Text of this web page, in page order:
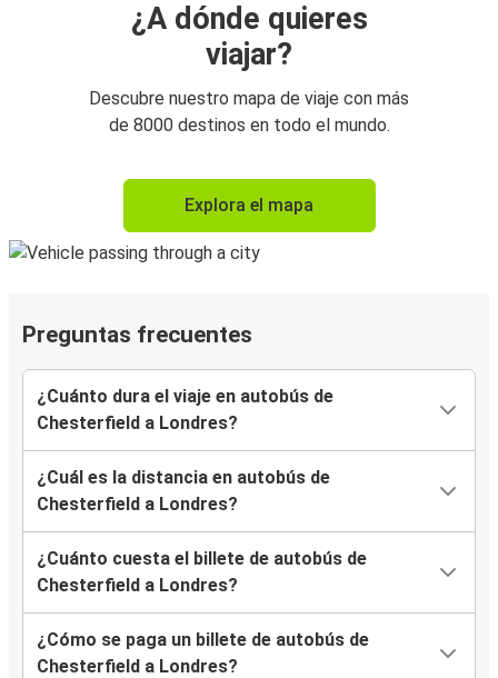
¿A dónde quieres
viajar?
Descubre nuestro mapa de viaje con más
de 8000 destinos en todo el mundo.
Explora el mapa
Preguntas frecuentes
¿Cuánto dura el viaje en autobús de
Chesterfield a Londres?
¿Cuál es la distancia en autobús de
Chesterfield a Londres?
¿Cuánto cuesta el billete de autobús de
Chesterfield a Londres?
¿Cómo se paga un billete de autobús de
Chesterfield a Londres?